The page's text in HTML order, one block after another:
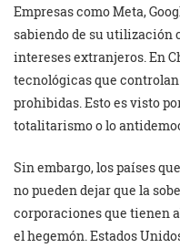
Empresas como Meta,
sabiendo de su utilización
intereses extranjeros. En
tecnológicas que
prohibidas. Esto es visto
totalitarismo o lo
Sin embargo, los países
no pueden dejar que la
corporaciones que tienen
el hegemón. Estados